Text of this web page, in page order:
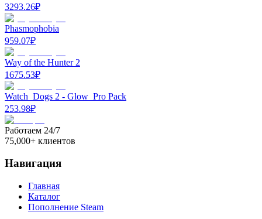
3293.26₽
Phasmophobia
959.07₽
Way of the Hunter 2
1675.53₽
Watch_Dogs 2 - Glow_Pro Pack
253.98₽
Работаем 24/7
75,000+ клиентов
Навигация
Главная
Каталог
Пополнение Steam